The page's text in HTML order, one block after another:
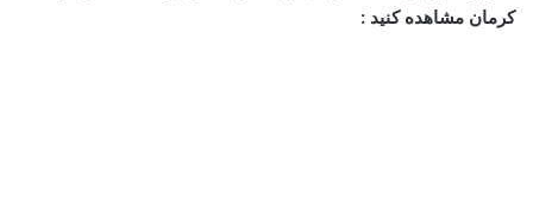
کرمان مشاهده کنید :